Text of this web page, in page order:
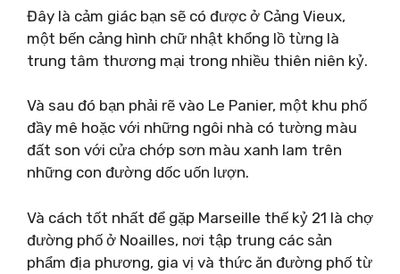
Đây là cảm giác bạn sẽ có được ở Cảng Vieux,
một bến cảng hình chữ nhật khổng lồ từng là
trung tâm thương mại trong nhiều thiên niên kỷ.
Và sau đó bạn phải rẽ vào Le Panier, một khu phố
đầy mê hoặc với những ngôi nhà có tường màu
đất son với cửa chớp sơn màu xanh lam trên
những con đường dốc uốn lượn.
Và cách tốt nhất để gặp Marseille thế kỷ 21 là chợ
đường phố ở Noailles, nơi tập trung các sản
phẩm địa phương, gia vị và thức ăn đường phố từ